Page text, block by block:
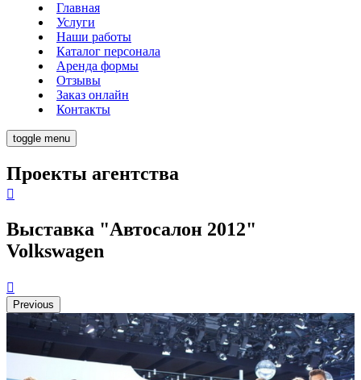
Главная
Услуги
Наши работы
Каталог персонала
Аренда формы
Отзывы
Заказ онлайн
Контакты
toggle menu
Проекты агентства
Выставка "Автосалон 2012"
Volkswagen
Previous